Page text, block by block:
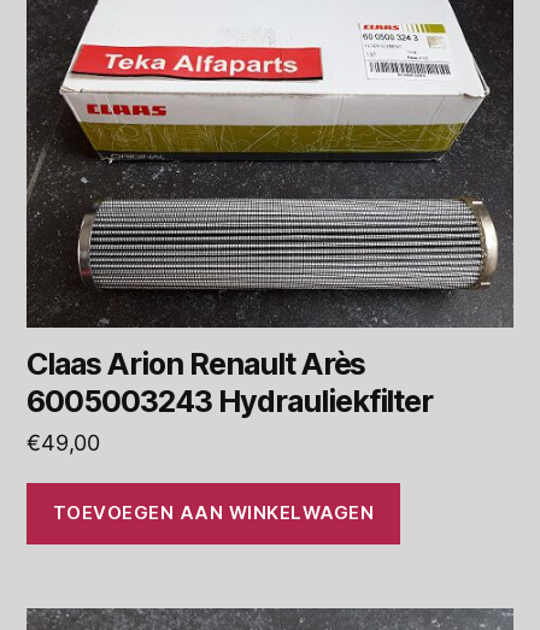
Claas Arion Renault Arès
6005003243 Hydrauliekfilter
€49,00
TOEVOEGEN AAN WINKELWAGEN